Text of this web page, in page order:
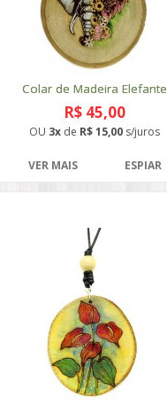
Colar de Madeira Elefante
R$ 45,00
OU 3x de R$ 15,00 s/juros
VER MAIS ESPIAR